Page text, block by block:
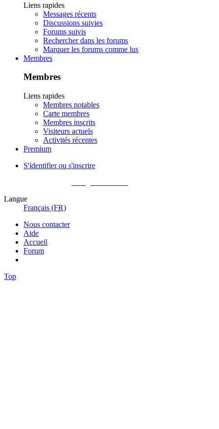
Liens rapides
Messages récents
Discussions suivies
Forums suivis
Rechercher dans les forums
Marquer les forums comme lus
Membres
Membres
Liens rapides
Membres notables
Carte membres
Membres inscrits
Visiteurs actuels
Activités récentes
Premium
S'identifier ou s'inscrire
Langue
Français (FR)
Nous contacter
Aide
Accueil
Forum
Top